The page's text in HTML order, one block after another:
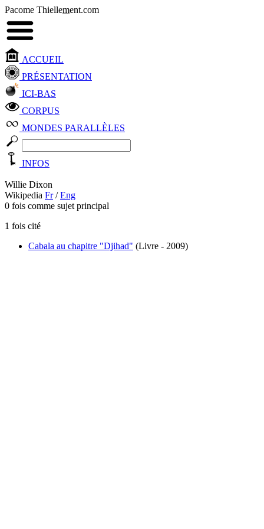
Pacome Thiellement.com
ACCUEIL
PRÉSENTATION
ICI-BAS
CORPUS
MONDES PARALLÈLES
INFOS
Willie Dixon
Wikipedia Fr/Eng
0 fois comme sujet principal
1 fois cité
Cabala au chapitre "Djihad" (Livre - 2009)